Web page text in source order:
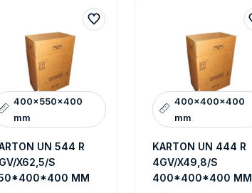
UN 544 R
X62,5/S
MM
400x550x400
mm
KARTON UN 444 R
4GV/X49,8/S
400*400*400 MM
400x400x400
mm